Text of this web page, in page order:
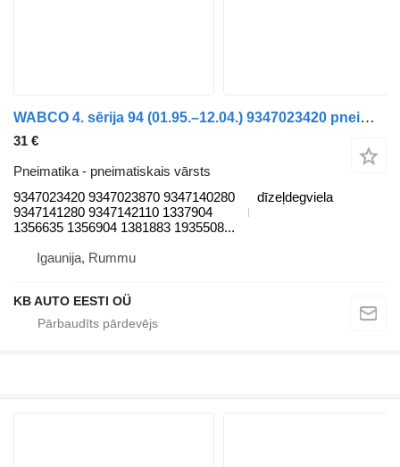
WABCO 4. sērija 94 (01.95.–12.04.) 9347023420 pneimatiskais vārsts paredzēts Scania 4-series (1995-2006) kravas automašīnas
31 €
Pneimatika - pneimatiskais vārsts
9347023420 9347023870 9347140280
9347141280 9347142110 1337904
1356635 1356904 1381883 1935508...
dīzeļdegviela
Igaunija, Rummu
KB AUTO EESTI OÜ